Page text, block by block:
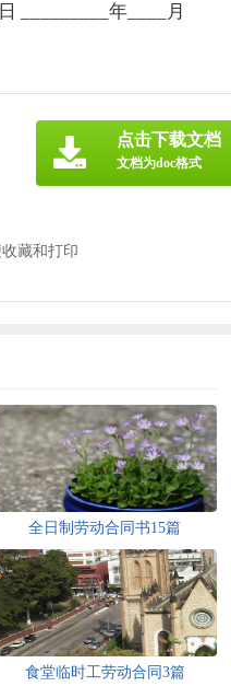
_________年____月
藏和打印
点击下载文档
文档为doc格式
全日制劳动合同书15篇
食堂临时工劳动合同3篇